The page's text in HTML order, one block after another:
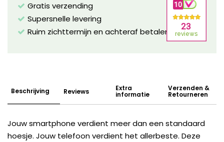
Gratis verzending
Supersnelle levering
Ruim zichttermijn en achteraf betalen mogelijk!
Beschrijving Reviews Extra
informatie
Verzenden &
Retourneren
Jouw smartphone verdient meer dan een standaard
hoesje. Jouw telefoon verdient het allerbeste. Deze